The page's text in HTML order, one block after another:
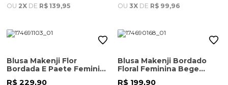
OU 2X DE R$ 139,95 OU 3X DE R$ 99,96
Blusa Makenji Flor
Bordada E Paete Feminina
Verde Militar
R$ 229,90
Blusa Makenji Bordado
Floral Feminina Bege
Escuro
R$ 199,90